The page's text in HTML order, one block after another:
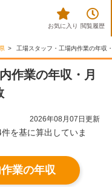
お気に入り 閲覧履歴
工場スタッフ・工場内作業の年収
作業の年収・月
2026年08月07日更新
を基に算出していま
業の年収